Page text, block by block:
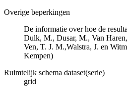
Overige beperkingen
De informatie over hoe de
Dulk, M., Dusar, M., Van
Ven, T. J. M.,Walstra, J. en
Kempen)
Ruimtelijk schema dataset(serie)
grid